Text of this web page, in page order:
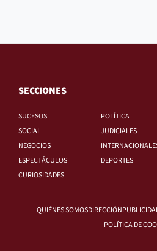
SECCIONES
SUCESOS
POLÍTICA
SOCIAL
JUDICIALES
NEGOCIOS
ESPECTÁCULOS
DEPORTES
CURIOSIDADES
QUIÉNES SOMOSDIRECCIÓN
POLÍTICA DE